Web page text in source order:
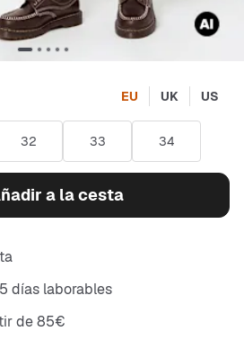
EU UK US
32 33 34
a la cesta
días laborables
de 85€